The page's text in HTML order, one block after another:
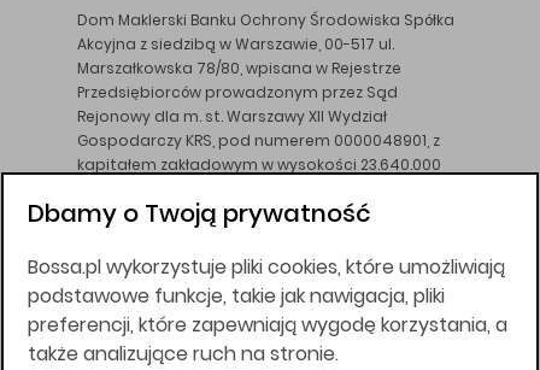
Dom Maklerski Banku Ochrony Środowiska Spółka
Akcyjna z siedzibą w Warszawie, 00-517 ul.
Marszałkowska 78/80, wpisana w Rejestrze
Przedsiębiorców prowadzonym przez Sąd
Rejonowy dla m. st. Warszawy XII Wydział
Gospodarczy KRS, pod numerem 0000048901, z
kapitałem zakładowym w wysokości 23.640.000
DM BOŚ działa na podstawie zezwolenia KNF z dnia
Wszelkie informacje na niniejszej stronie w tym
informacje o produktach inwestycyjnych nie są
kierowane do osób mających miejsce
zamieszkania lub pobytu w Stanach
Dbamy o Twoją prywatność
Bossa.pl wykorzystuje pliki cookies, które umożliwiają
podstawowe funkcje, takie jak nawigacja, pliki
preferencji, które zapewniają wygodę korzystania, a
także analizujące ruch na stronie.